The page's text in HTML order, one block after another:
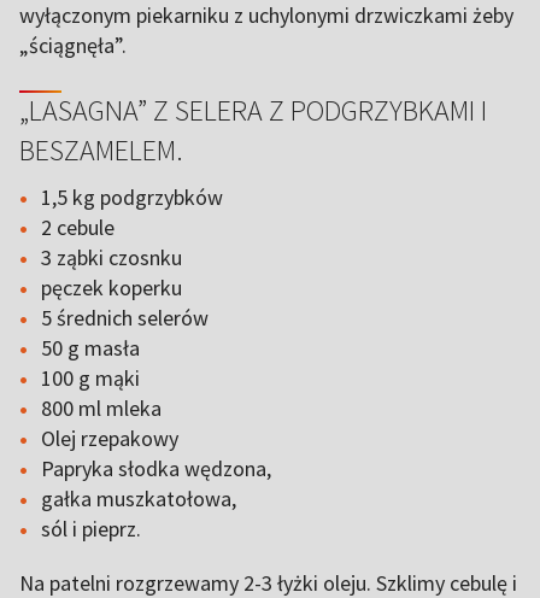
wyłączonym piekarniku z uchylonymi drzwiczkami żeby
„ściągnęła”.
„LASAGNA” Z SELERA Z PODGRZYBKAMI I
BESZAMELEM.
1,5 kg podgrzybków
2 cebule
3 ząbki czosnku
pęczek koperku
5 średnich selerów
50 g masła
100 g mąki
800 ml mleka
Olej rzepakowy
Papryka słodka wędzona,
gałka muszkatołowa,
sól i pieprz.
Na patelni rozgrzewamy 2-3 łyżki oleju. Szklimy cebulę i